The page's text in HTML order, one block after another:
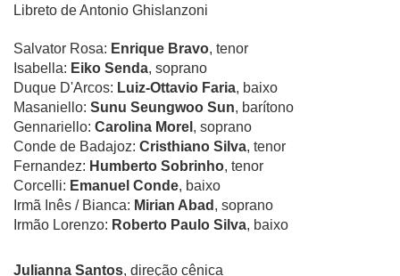
Libreto de Antonio Ghislanzoni
Salvator Rosa: Enrique Bravo, tenor
Isabella: Eiko Senda, soprano
Duque D'Arcos: Luiz-Ottavio Faria, baixo
Masaniello: Sunu Seungwoo Sun, barítono
Gennariello: Carolina Morel , soprano
Conde de Badajoz: Cristhiano Silva, tenor
Fernandez: Humberto Sobrinho, tenor
Corcelli: Emanuel Conde, baixo
Irmã Inês / Bianca: Mirian Abad , soprano
Irmão Lorenzo: Roberto Paulo Silva, baixo
Julianna Santos, direção cênica